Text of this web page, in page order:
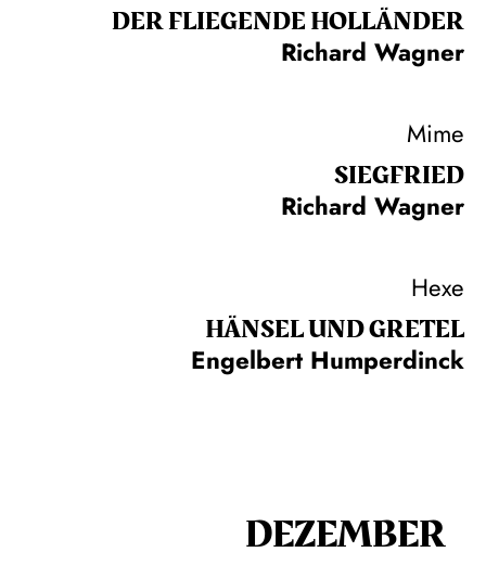
DER FLIE­GEN­DE HOL­LÄN­DER
Richard Wagner
Mime
SIEG­FRIED
Richard Wagner
Hexe
HÄNSEL UND GRETEL
Engelbert Humperdinck
DEZEMBER